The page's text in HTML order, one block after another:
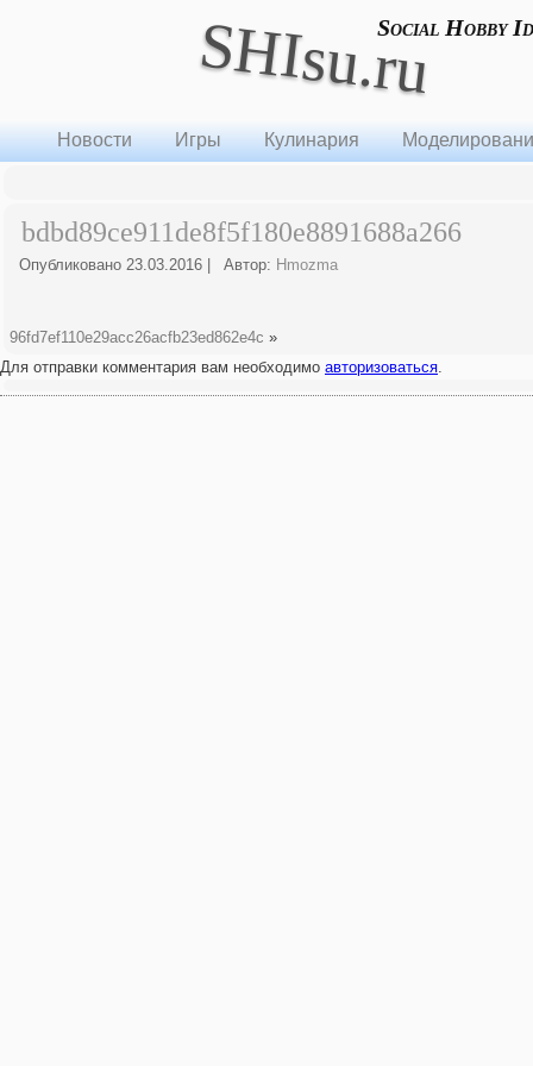
SHIsu.ruSocial Hobby
Новости Игры Кулинария
bdbd89ce911de8f5f180e8891688a266
Опубликовано 23.03.2016 Автор: Hmozma
96fd7ef110e29acc26acfb23ed862e4c »
Для отправки комментария вам необходимо авторизоваться.